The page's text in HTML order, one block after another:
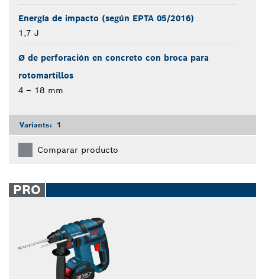
Energía de impacto (según EPTA 05/2016)
1,7 J
Ø de perforación en concreto con broca para
rotomartillos
4 – 18 mm
Variants: 1
Comparar producto
PRO